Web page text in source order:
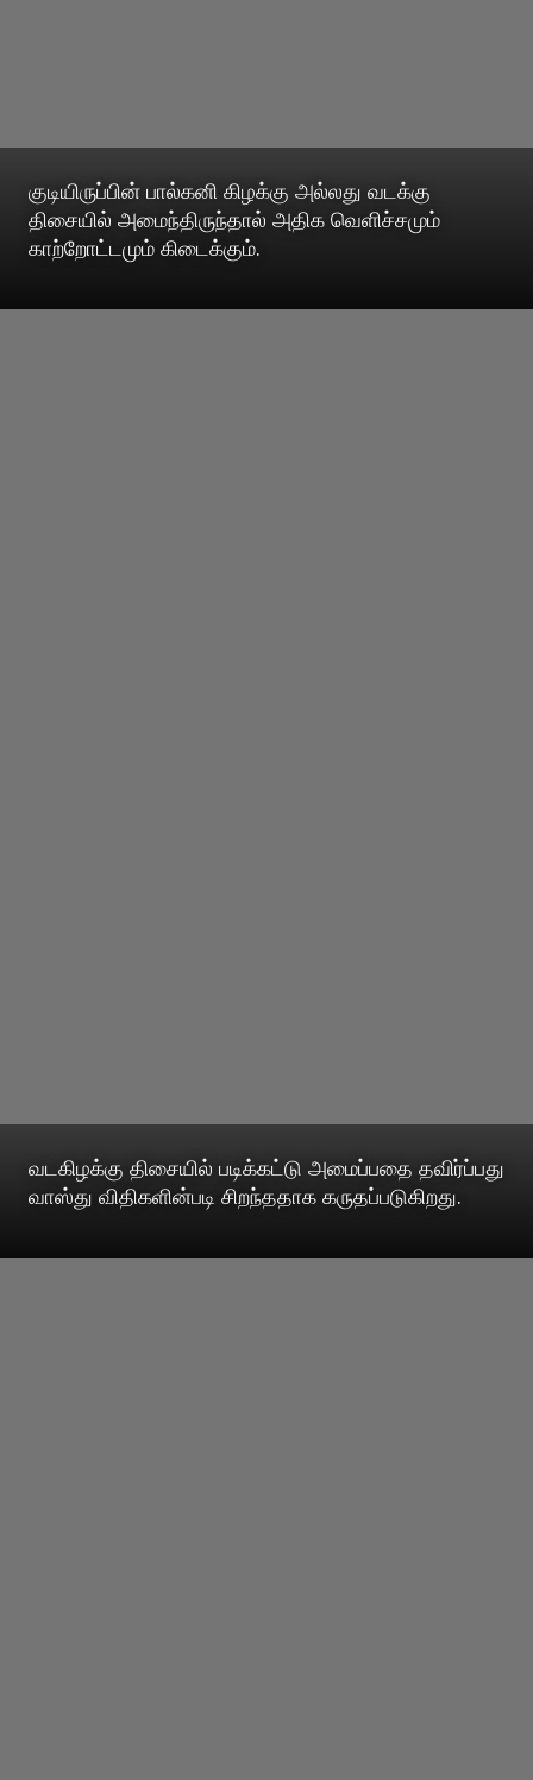
குடியிருப்பின் பால்கனி கிழக்கு அல்லது வடக்கு
திசையில் அமைந்திருந்தால் அதிக வெளிச்சமும்
காற்றோட்டமும் கிடைக்கும்.
வடகிழக்கு திசையில் படிக்கட்டு அமைப்பதை தவிர்ப்பது
வாஸ்து விதிகளின்படி சிறந்ததாக கருதப்படுகிறது.